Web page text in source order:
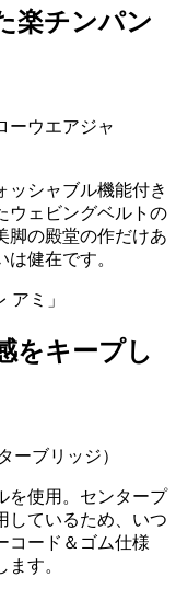
楽チンパン
ーウエアジャ
ッシャブル機能付き
ウェビングベルトの
脚の殿堂の作だけあ
健在です。
アミ」
をキープし
ーブリッジ）
を使用。センタープ
しているため、いつ
コード＆ゴム仕様
す。